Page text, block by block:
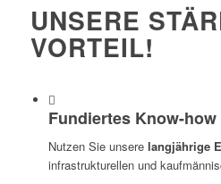
UNSERE
VORTEIL!
Fundiertes Know-how
Nutzen Sie unsere langjährige
infrastrukturellen und